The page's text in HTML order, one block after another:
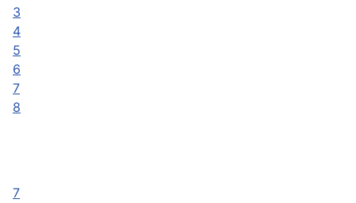
3
4
5
6
7
8
7